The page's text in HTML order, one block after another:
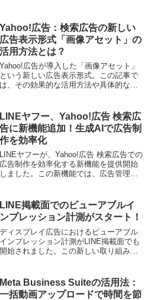
Yahoo!広告：検索広告の新しい
広告表示形式「画像アセット」の
活用方法とは？
Yahoo!広告が導入した「画像アセット」
という新しい広告表示形式。この記事で
は、その効果的な活用方法や具体的な設
LINEヤフー、Yahoo!広告 検索広
告に新機能追加！生成AIで広告制
作を効率化
LINEヤフーが、Yahoo!広告 検索広告での
広告制作を効率化する新機能を提供開始
しました。この新機能では、広告管理ツ
LINE掲載面でのビューアブルイ
ンプレッション計測がスタート！
ディスプレイ広告におけるビューアブル
インプレッション計測がLINE掲載面でも
開始されました。この新しい取り組みに
Meta Business Suiteの活用法：
一括動画アップロードで時間を節